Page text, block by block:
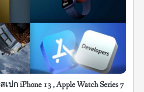
ก iPhone 13 , Apple Watch Series 7